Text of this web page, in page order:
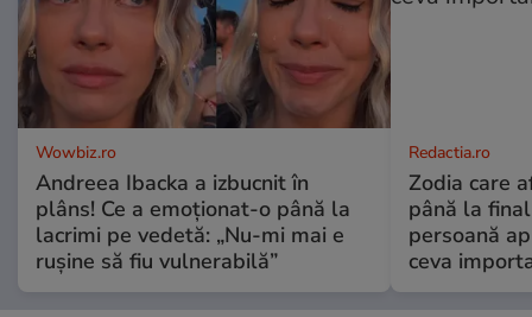
Wowbiz.ro
Andreea Ibacka a izbucnit în
plâns! Ce a emoționat-o până la
lacrimi pe vedetă: „Nu-mi mai e
rușine să fiu vulnerabilă”
Redactia.ro
Zodia care
până la
persoană
ceva